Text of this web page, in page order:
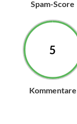
Spam-Score
5
Kommentare